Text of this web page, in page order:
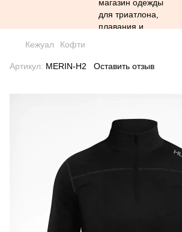
Кежуал Кофти
Артикул: MERIN-H2 Оставить отзыв